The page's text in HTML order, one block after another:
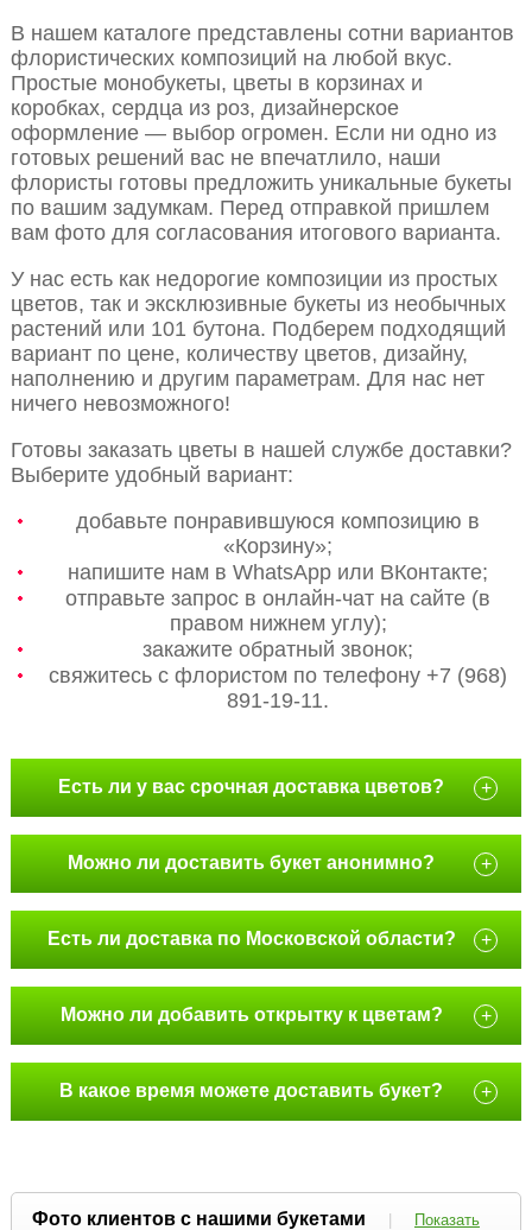
В нашем каталоге представлены сотни вариантов
флористических композиций на любой вкус.
Простые монобукеты, цветы в корзинах и
коробках, сердца из роз, дизайнерское
оформление — выбор огромен. Если ни одно из
готовых решений вас не впечатлило, наши
флористы готовы предложить уникальные букеты
по вашим задумкам. Перед отправкой пришлем
вам фото для согласования итогового варианта.
У нас есть как недорогие композиции из простых
цветов, так и эксклюзивные букеты из необычных
растений или 101 бутона. Подберем подходящий
вариант по цене, количеству цветов, дизайну,
наполнению и другим параметрам. Для нас нет
ничего невозможного!
Готовы заказать цветы в нашей службе доставки?
Выберите удобный вариант:
добавьте понравившуюся композицию в
«Корзину»;
напишите нам в WhatsApp или ВКонтакте;
отправьте запрос в онлайн-чат на сайте (в
правом нижнем углу);
закажите обратный звонок;
свяжитесь с флористом по телефону +7 (968)
891-19-11.
Есть ли у вас срочная доставка цветов? +
Можно ли доставить букет анонимно? +
Есть ли доставка по Московской области? +
Можно ли добавить открытку к цветам? +
В какое время можете доставить букет? +
Фото клиентов с нашими букетами |
Показать